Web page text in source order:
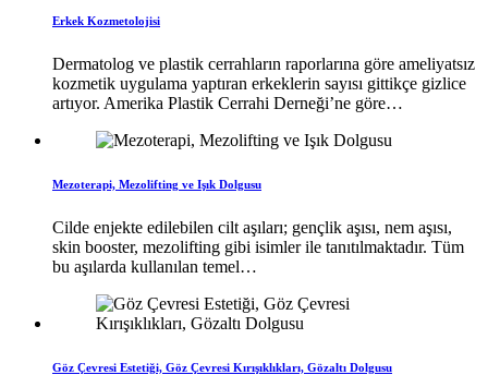
Erkek Kozmetolojisi
Dermatolog ve plastik cerrahların raporlarına göre ameliyatsız
kozmetik uygulama yaptıran erkeklerin sayısı gittikçe gizlice
artıyor. Amerika Plastik Cerrahi Derneği’ne göre…
Mezoterapi, Mezolifting ve Işık Dolgusu
Cilde enjekte edilebilen cilt aşıları; gençlik aşısı, nem aşısı,
skin booster, mezolifting gibi isimler ile tanıtılmaktadır. Tüm
bu aşılarda kullanılan temel…
Göz Çevresi Estetiği, Göz Çevresi Kırışıklıkları, Gözaltı Dolgusu